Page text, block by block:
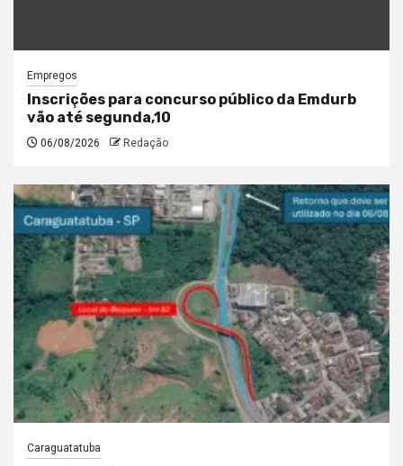
Empregos
Inscrições para concurso público da Emdurb
vão até segunda,10
06/08/2026 Redação
Caraguatatuba